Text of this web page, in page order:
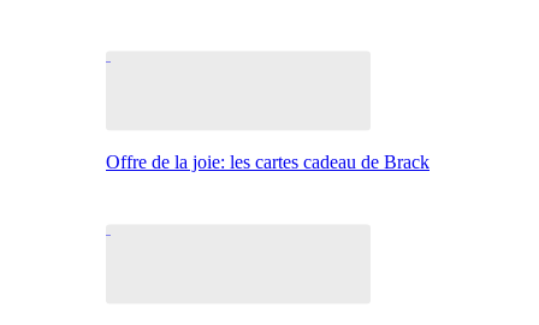
Offre de la joie: les cartes cadeau de Brack